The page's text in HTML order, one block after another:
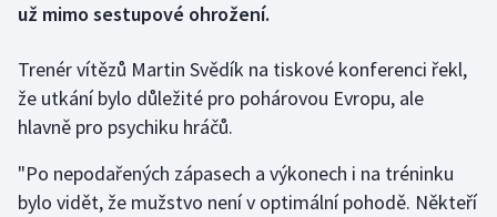
Futsal
Golf
Gymnastika
Házená
už mimo sestupové ohrožení.
Trenér vítězů Martin Svědík na tiskové konferenci řekl,
že utkání bylo důležité pro pohárovou Evropu, ale
hlavně pro psychiku hráčů.
"Po nepodařených zápasech a výkonech i na tréninku
bylo vidět, že mužstvo není v optimální pohodě. Někteří